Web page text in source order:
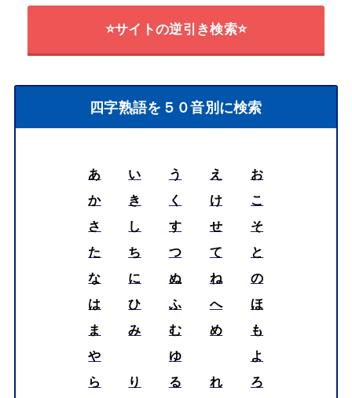
⭐サイトの逆引き検索⭐
四字熟語を５０音別に検索
あ い う え
お
か
き く け
こ
さ
し す せ
そ
た
ち つ て
と
な
に ぬ ね
の
は
ひ ふ へ
ほ
ま
み む め
も
や
ゆ
よ
ら
り る れ
ろ